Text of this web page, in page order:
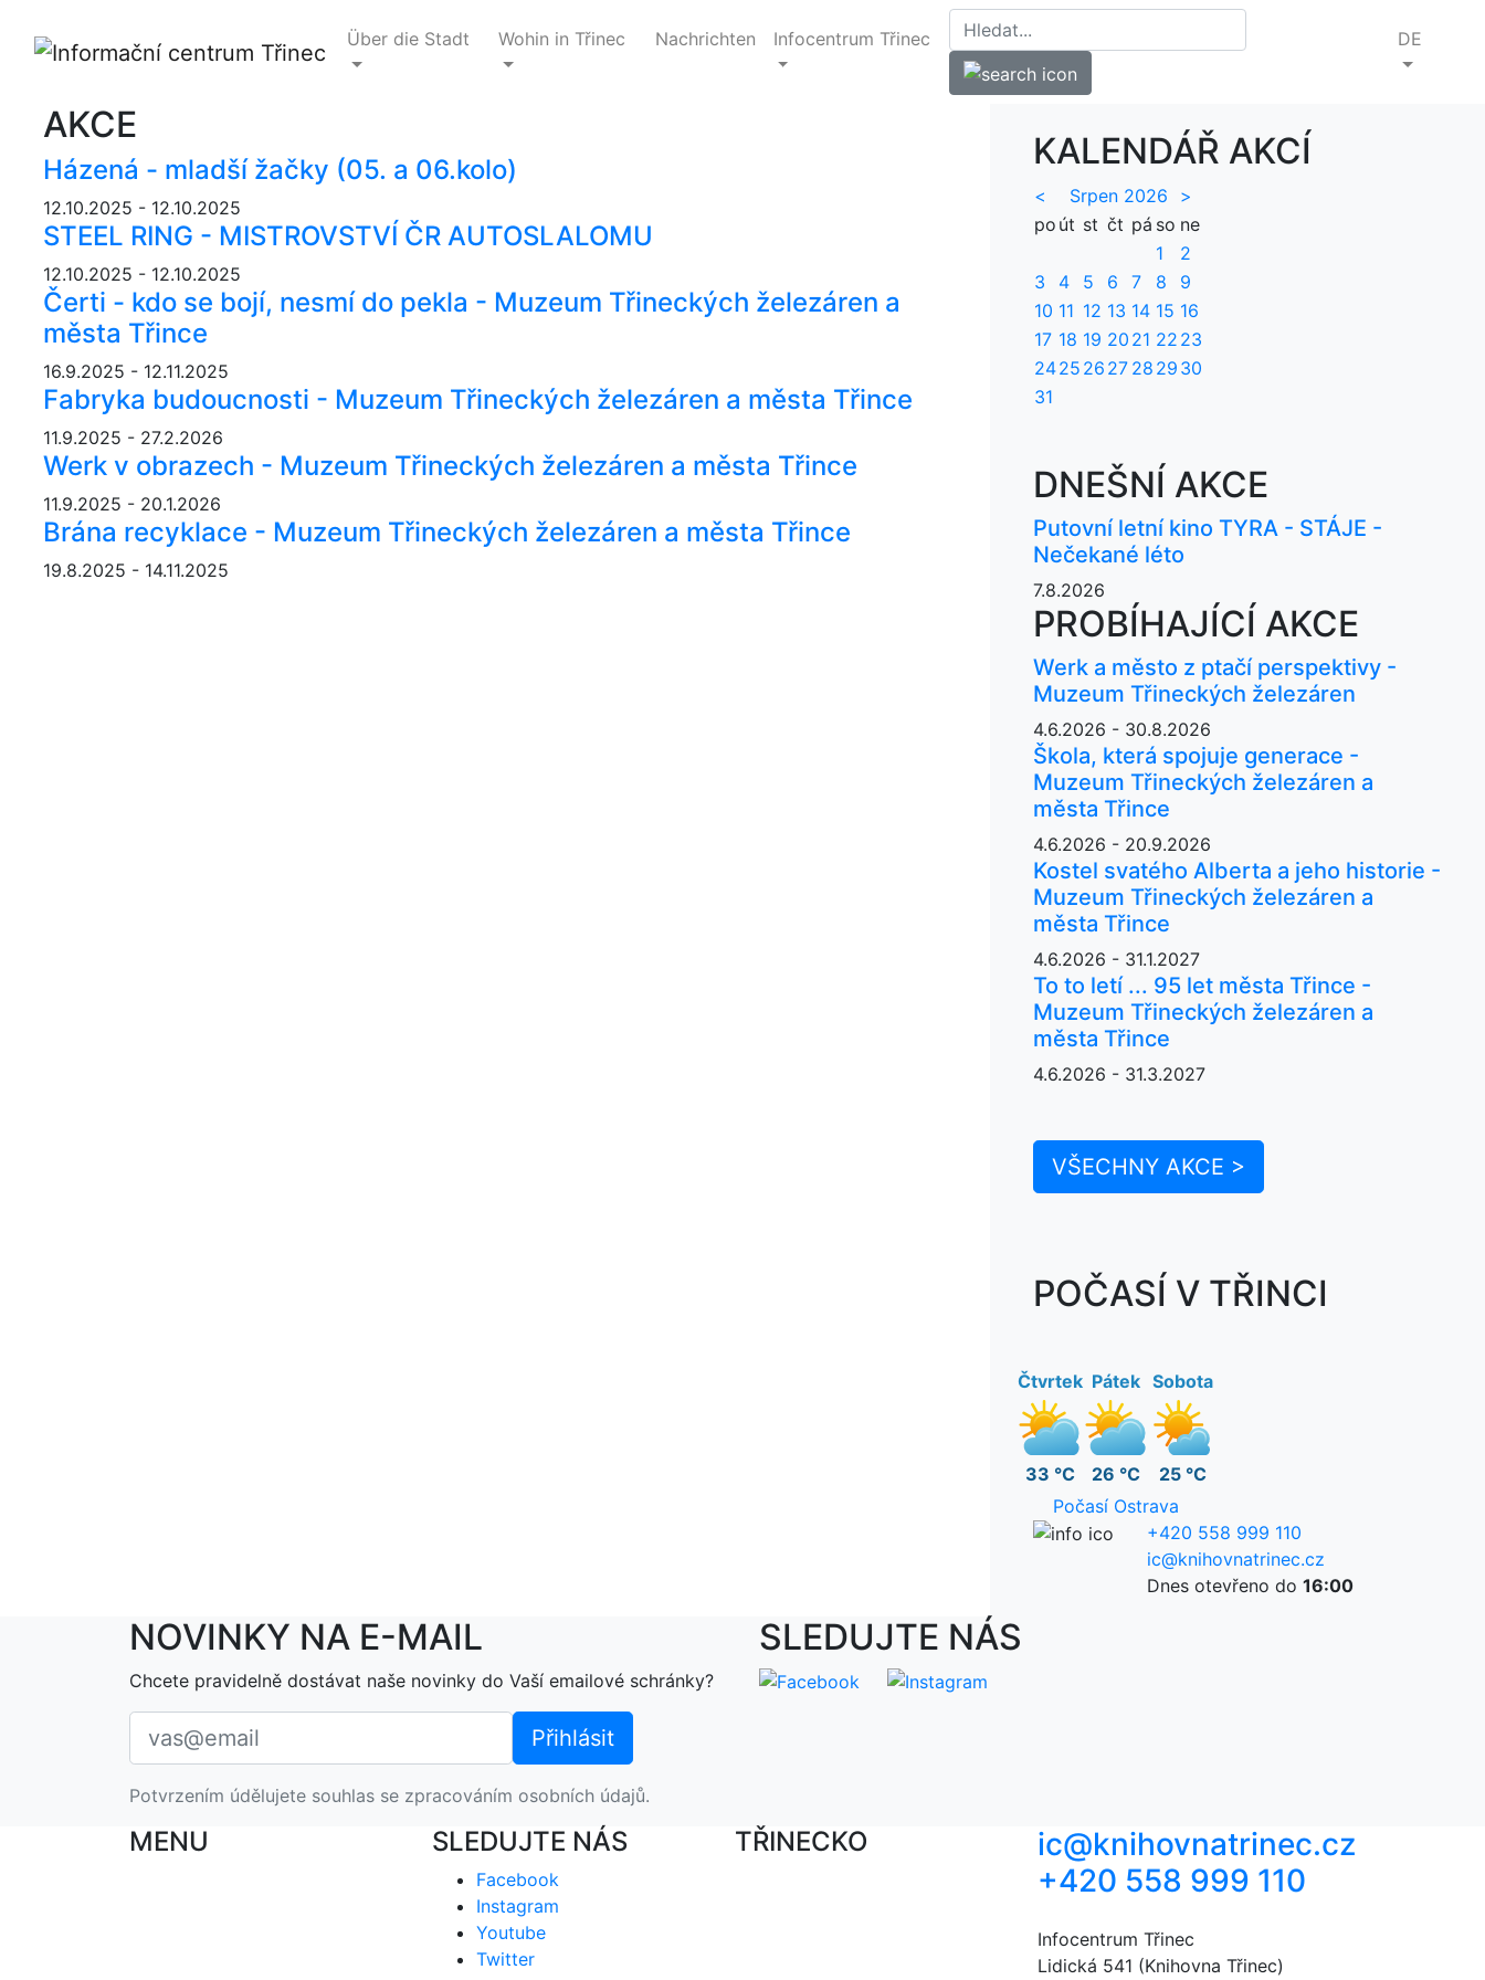
Über die Stadt Wohin in Třinec Nachrichten Infocentrum Třinec DE
AKCE
Házená - mladší žačky (05. a 06.kolo)
12.10.2025 - 12.10.2025
STEEL RING - MISTROVSTVÍ ČR AUTOSLALOMU
12.10.2025 - 12.10.2025
Čerti - kdo se bojí, nesmí do pekla - Muzeum Třineckých železáren a
města Třince
16.9.2025 - 12.11.2025
Fabryka budoucnosti - Muzeum Třineckých železáren a města Třince
11.9.2025 - 27.2.2026
Werk v obrazech - Muzeum Třineckých železáren a města Třince
11.9.2025 - 20.1.2026
Brána recyklace - Muzeum Třineckých železáren a města Třince
19.8.2025 - 14.11.2025
KALENDÁŘ AKCÍ
< Srpen 2026
>
po út st čt pá so ne
1
2
3
4 5 6 7 8
9
10 11 12 13 14 15 16
17 18 19 20 21 22 23
2425 26 27 28 29 30
31
DNEŠNÍ AKCE
Putovní letní kino TYRA - STÁJE -
Nečekané léto
7.8.2026
PROBÍHAJÍCÍ AKCE
Werk a město z ptačí perspektivy -
Muzeum Třineckých železáren
4.6.2026 - 30.8.2026
Škola, která spojuje generace -
Muzeum Třineckých železáren a
města Třince
4.6.2026 - 20.9.2026
Kostel svatého Alberta a jeho historie -
Muzeum Třineckých železáren a
města Třince
4.6.2026 - 31.1.2027
To to letí ... 95 let města Třince -
Muzeum Třineckých železáren a
města Třince
4.6.2026 - 31.3.2027
VŠECHNY AKCE >
POČASÍ V TŘINCI
Čtvrtek
33 °C
Pátek
26 °C
Sobota
25 °C
Počasí Ostrava
+420 558 999 110
ic@knihovnatrinec.cz
Dnes otevřeno do 16:00
NOVINKY NA E-MAIL
Chcete pravidelně dostávat naše novinky do Vaší emailové schránky?
Potvrzením údělujete souhlas se zpracováním osobních údajů.
SLEDUJTE NÁS
MENU SLEDUJTE NÁS
Facebook
Instagram
Youtube
Twitter
TŘINECKO
ic@knihovnatrinec.cz
+420 558 999 110
Infocentrum Třinec
Lidická 541 (Knihovna Třinec)